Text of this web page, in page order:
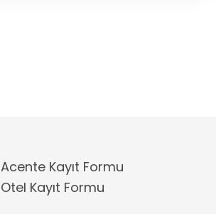
Acente Kayıt Formu
Otel Kayıt Formu